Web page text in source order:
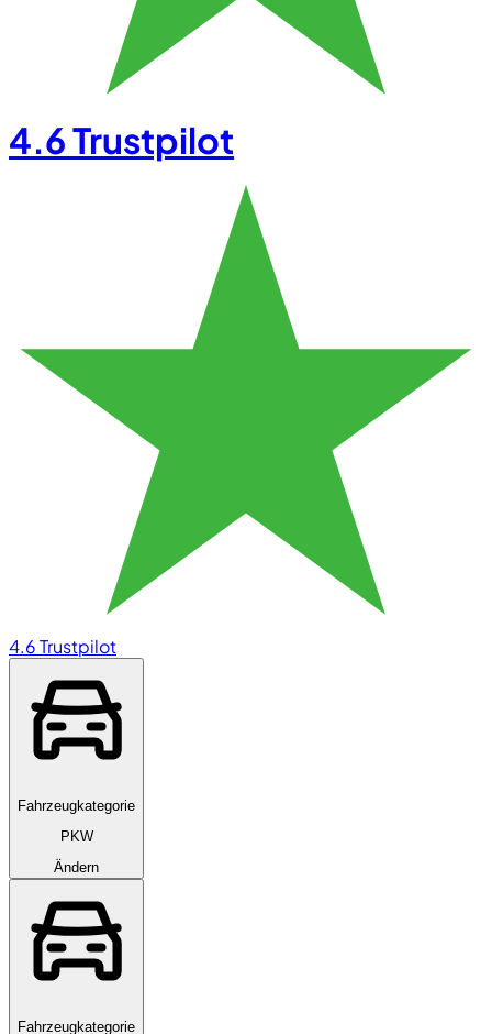
4.6Trustpilot
4.6Trustpilot
Fahrzeugkategorie
PKW
Ändern
Fahrzeugkategorie